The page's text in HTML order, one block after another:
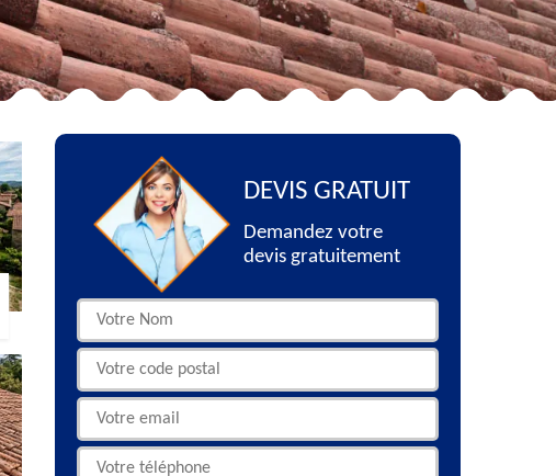
DEVIS GRATUIT
Demandez votre
devis gratuitement